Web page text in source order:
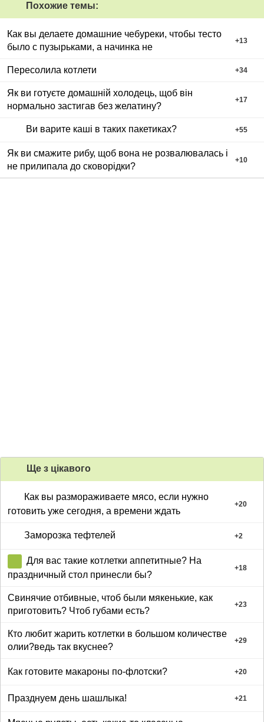
Похожие темы:
Как вы делаете домашние чебуреки, чтобы тесто
было с пузырьками, а начинка не
+13
Пересолила котлети +34
Як ви готуєте домашній холодець, щоб він
нормально застигав без желатину?
+17
Ви варите каші в таких пакетиках? +55
Як ви смажите рибу, щоб вона не розвалювалась і
не прилипала до сковорідки?
+10
Ще з цiкавого
Как вы размораживаете мясо, если нужно
готовить уже сегодня, а времени ждать
+20
Заморозка тефтелей +2
Для вас такие котлетки аппетитные? На
праздничный стол принесли бы?
+18
Свинячие отбивные, чтоб были мякенькие, как
приготовить? Чтоб губами есть?
+23
Кто любит жарить котлетки в большом количестве
олии?ведь так вкуснее?
+29
Как готовите макароны по-флотски? +20
Празднуем день шашлыка! +21